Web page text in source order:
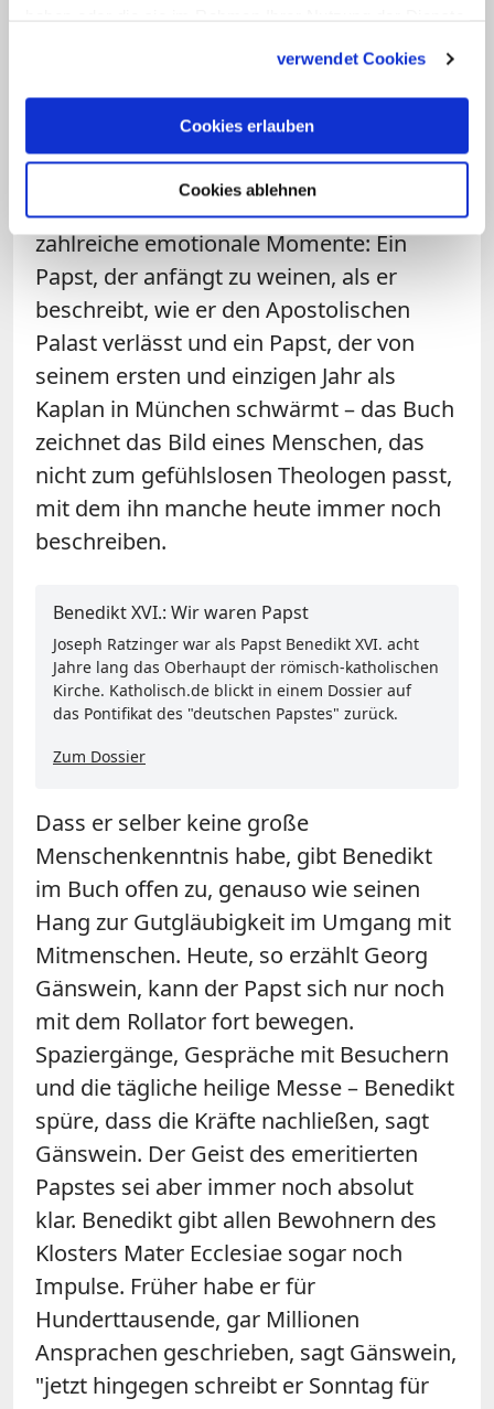
verwendet Cookies
Cookies erlauben
Cookies ablehnen
Seitenblicke auf Josef Ratzinger, die man
Interview mit Josef Ratzinger
veröffentlicht, entlockt dem Papst
zahlreiche emotionale Momente: Ein
Papst, der anfängt zu weinen, als er
beschreibt, wie er den Apostolischen
Palast verlässt und ein Papst, der von
seinem ersten und einzigen Jahr als
Kaplan in München schwärmt – das Buch
zeichnet das Bild eines Menschen, das
nicht zum gefühlslosen Theologen passt,
mit dem ihn manche heute immer noch
beschreiben.
Benedikt XVI.: Wir waren Papst
Joseph Ratzinger war als Papst Benedikt XVI. acht
Jahre lang das Oberhaupt der römisch-katholischen
Kirche. Katholisch.de blickt in einem Dossier auf
das Pontifikat des "deutschen Papstes" zurück.
Zum Dossier
Dass er selber keine große
Menschenkenntnis habe, gibt Benedikt
im Buch offen zu, genauso wie seinen
Hang zur Gutgläubigkeit im Umgang mit
Mitmenschen. Heute, so erzählt Georg
Gänswein, kann der Papst sich nur noch
mit dem Rollator fort bewegen.
Spaziergänge, Gespräche mit Besuchern
und die tägliche heilige Messe – Benedikt
spüre, dass die Kräfte nachließen, sagt
Gänswein. Der Geist des emeritierten
Papstes sei aber immer noch absolut
klar. Benedikt gibt allen Bewohnern des
Klosters Mater Ecclesiae sogar noch
Impulse. Früher habe er für
Hunderttausende, gar Millionen
Ansprachen geschrieben, sagt Gänswein,
"jetzt hingegen schreibt er Sonntag für